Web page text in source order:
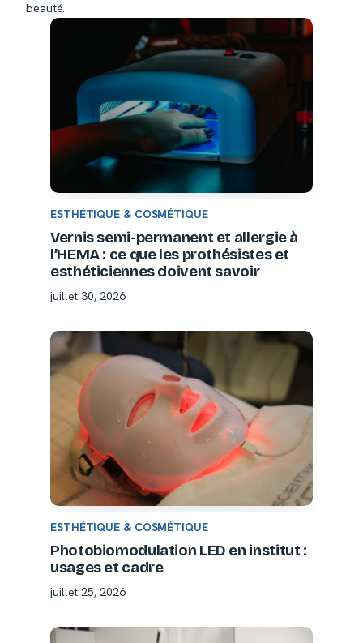
beauté.
ESTHÉTIQUE & COSMÉTIQUE
Vernis semi-permanent et allergie à
l’HEMA : ce que les prothésistes et
esthéticiennes doivent savoir
juillet 30, 2026
ESTHÉTIQUE & COSMÉTIQUE
Photobiomodulation LED en institut :
usages et cadre
juillet 25, 2026